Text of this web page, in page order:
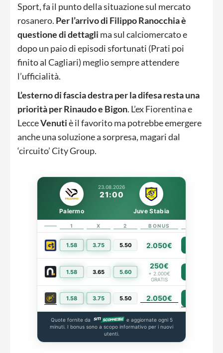
Sport, fa il punto della situazione sul mercato
rosanero. Per l’arrivo di Filippo Ranocchia è
questione di dettagli ma sul calciomercato e
dopo un paio di episodi sfortunati (Prati poi
finito al Cagliari) meglio sempre attendere
l’ufficialità.
L’esterno di fascia destra per la difesa resta una
priorità per Rinaudo e Bigon. L’ex Fiorentina e
LecceVenutiè il favorito ma potrebbe emergere
anche una soluzione a sorpresa, magari dal
‘circuito’ City Group.
23.08.2026
21:00
Palermo Juve Stabia
1 X 2 BONUS
1.58 3.75 5.50 2.050€
1.58 3.65 5.60
250€
+ 2.000€
GRATIS
1.58 3.75 5.50 2.050€
Quote fornite da
e aggiornate ogni 5
minuti. I bonus sono a scopo informativo per i nuovi
utenti.